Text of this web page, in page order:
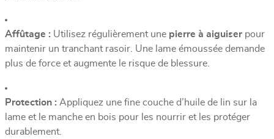
Affûtage : Utilisez régulièrement une pierre à aiguiser pour
maintenir un tranchant rasoir. Une lame émoussée demande
plus de force et augmente le risque de blessure.
Protection : Appliquez une fine couche d’huile de lin sur la
lame et le manche en bois pour les nourrir et les protéger
durablement.